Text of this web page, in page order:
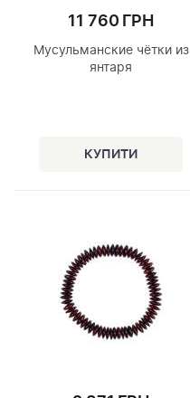
11 760 ГРН
Мусульманские чётки из
янтаря